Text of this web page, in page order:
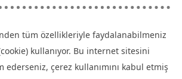
tüm özellikleriyle faydalanabilmeniz
kullanıyor. Bu internet sitesini
ederseniz, çerez kullanımını kabul etmiş